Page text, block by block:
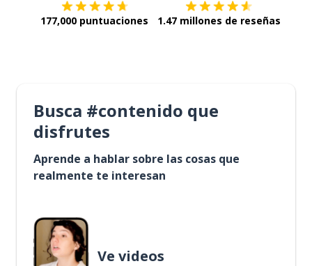
177,000 puntuaciones 1.47 millones de reseñas
Busca #contenido que
disfrutes
Aprende a hablar sobre las cosas que
realmente te interesan
Ve videos